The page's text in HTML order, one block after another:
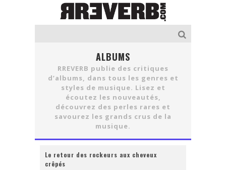
ALBUMS
RREVERB publie des critiques
d’albums, dans tous les genres et
styles de musique. Lisez et
écoutez les nouveautés,
découvrez des perles rares et
savourez les grands crus de la
musique.
Le retour des rockeurs aux cheveux
crêpés